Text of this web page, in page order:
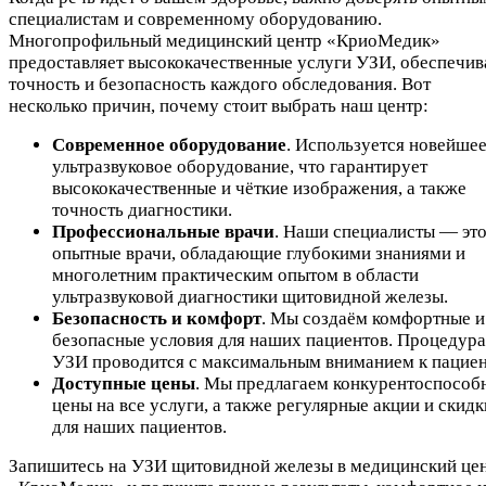
специалистам и современному оборудованию.
Многопрофильный медицинский центр «КриоМедик»
предоставляет высококачественные услуги УЗИ,
точность и безопасность каждого обследования. Вот
несколько причин, почему стоит выбрать наш центр:
Современное оборудование. Используется новейшее
ультразвуковое оборудование, что гарантирует
высококачественные и чёткие изображения, а также
точность диагностики.
Профессиональные врачи. Наши специалисты — это
опытные врачи, обладающие глубокими знаниями и
многолетним практическим опытом в области
ультразвуковой диагностики щитовидной железы.
Безопасность и комфорт. Мы создаём комфортные и
безопасные условия для наших пациентов. Процедура
УЗИ проводится с максимальным вниманием к
Доступные цены. Мы предлагаем
цены на все услуги, а также регулярные акции и
для наших пациентов.
Запишитесь на УЗИ щитовидной железы в медицинский